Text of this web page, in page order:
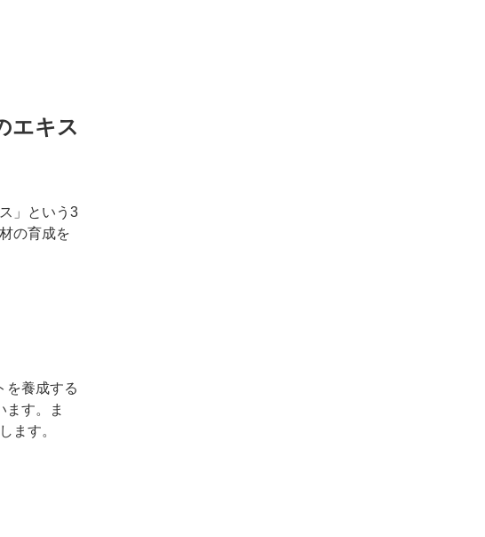
エキス
」という3
の育成を
を養成する
ます。ま
ます。